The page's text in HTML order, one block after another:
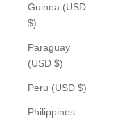
Guinea (USD
$)
Paraguay
(USD $)
Peru (USD $)
Philippines